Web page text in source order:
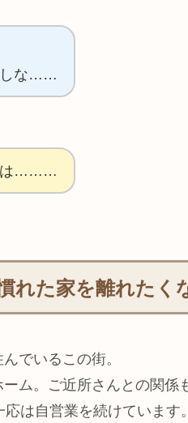
しな……
は………
れた家を離れたく
でいるこの街。
ム。ご近所さんとの関係
は自営業を続けています。